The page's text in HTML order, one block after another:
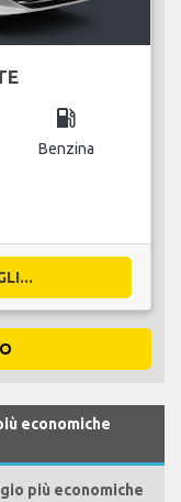
local_gas_station
Benzina
economiche
più economiche